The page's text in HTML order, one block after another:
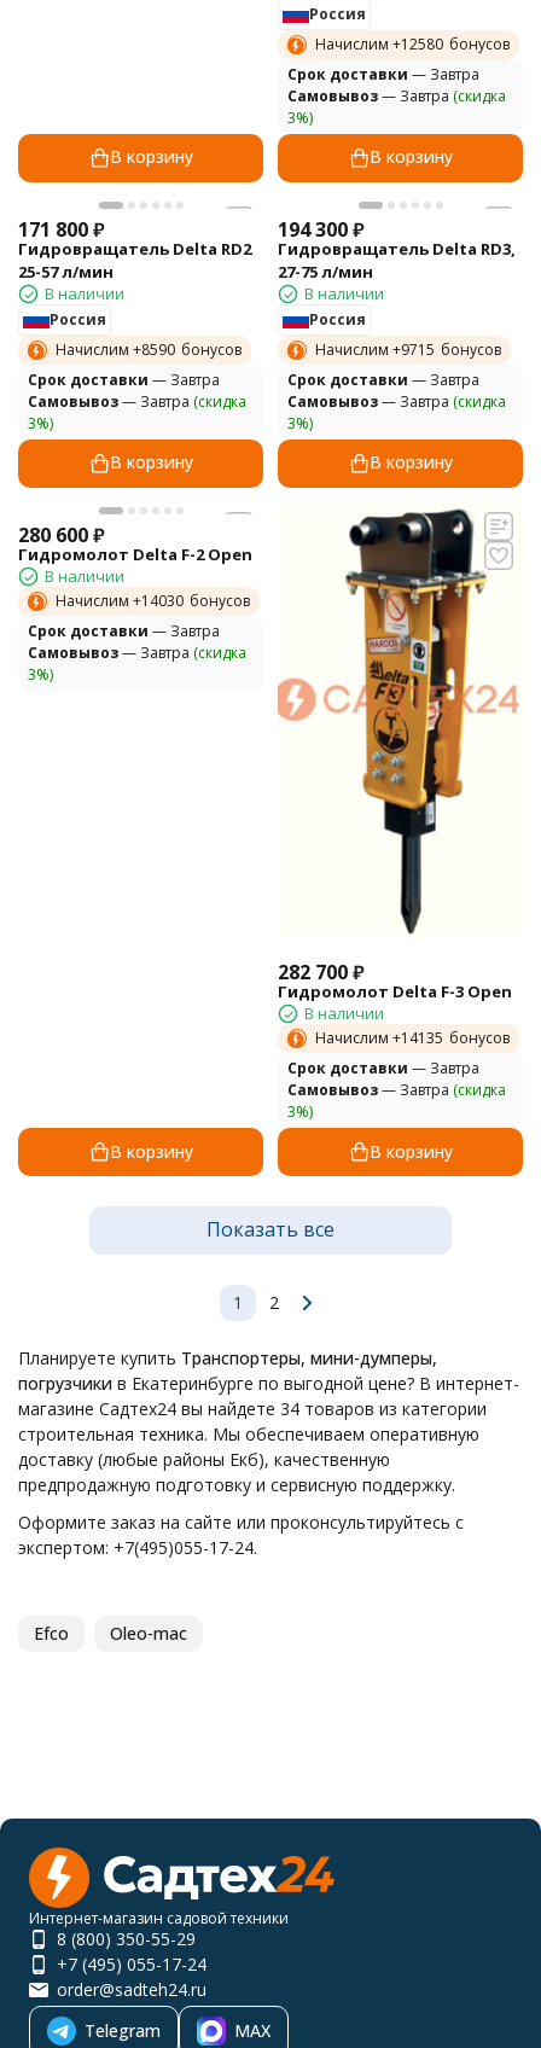
В корзину
Россия
Начислим +12580 бонусов
Cрок доставки — Завтра
Самовывоз— Завтра (скидка
3%)
В корзину
171 800₽
Гидровращатель Delta RD2
25-57 л/мин
В наличии
Россия
Начислим +8590 бонусов
Cрок доставки — Завтра
Самовывоз— Завтра (скидка
3%)
В корзину
194 300₽
Гидровращатель Delta RD3,
27-75 л/мин
В наличии
Россия
Начислим +9715 бонусов
Cрок доставки — Завтра
Самовывоз— Завтра (скидка
3%)
В корзину
280 600₽
Гидромолот Delta F-2 Open
В наличии
Начислим +14030 бонусов
Cрок доставки — Завтра
Самовывоз— Завтра (скидка
3%)
В корзину
282 700₽
Гидромолот Delta F-3 Open
В наличии
Начислим +14135 бонусов
Cрок доставки — Завтра
Самовывоз— Завтра (скидка
3%)
В корзину
Показать все
1 2
Планируете купить Транспортеры, мини-думперы,
погрузчики в Екатеринбурге по выгодной цене? В интернет-
магазине Садтех24 вы найдете 34 товаров из категории
строительная техника. Мы обеспечиваем оперативную
доставку (любые районы Екб), качественную
предпродажную подготовку и сервисную поддержку.
Оформите заказ на сайте или проконсультируйтесь с
экспертом: +7(495)055-17-24.
Efco Oleo-mac
Интернет-магазин садовой техники
8 (800) 350-55-29
+7 (495) 055-17-24
order@sadteh24.ru
Telegram
MAX